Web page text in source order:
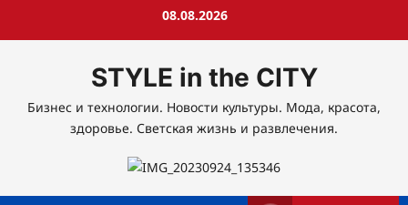
08.08.2026
STYLE in the CITY
Бизнес и технологии. Новости культуры. Мода, красота,
здоровье. Светская жизнь и развлечения.